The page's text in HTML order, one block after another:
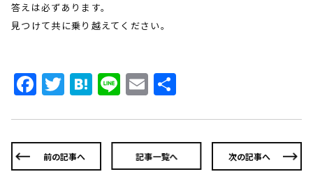
答えは必ずあります。
見つけて共に乗り越えてください。
Facebook
Twitter
Hatena
LineEmail
前の記事へ 記事一覧へ 次の記事へ